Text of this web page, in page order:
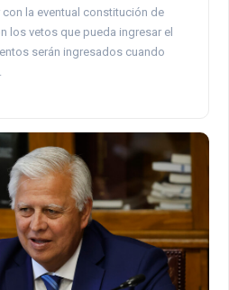
la eventual constitución de
los vetos que pueda ingresar el
serán ingresados cuando